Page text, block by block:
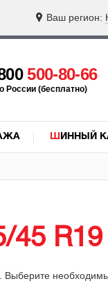
Ваш регион:
500-80-66
России (бесплатно)
ШИННЫЙ
45 R19
Выберите